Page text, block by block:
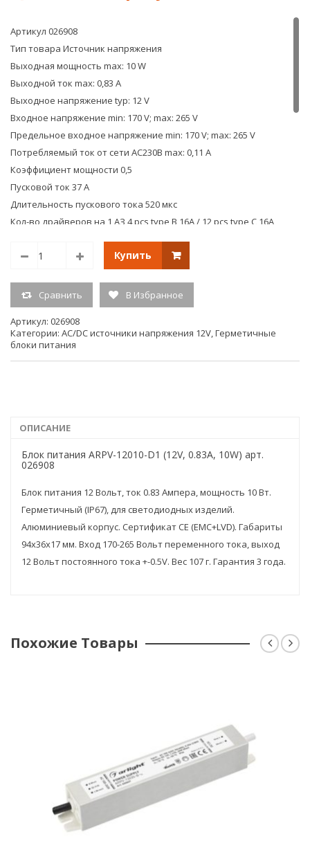
#017601
12W)
Артикул 026908
Тип товара Источник напряжения
Выходная мощность max: 10 W
Выходной ток max: 0,83 A
Выходное напряжение typ: 12 V
Входное напряжение min: 170 V; max: 265 V
Предельное входное напряжение min: 170 V; max: 265 V
Потребляемый ток от сети AC230В max: 0,11 A
Коэффициент мощности 0,5
Пусковой ток 37 A
Длительность пускового тока 520 мкс
Кол-во драйверов на 1 АЗ 4 pcs type B 16A / 12 pcs type C 16A
Рабочая температура min: -30 °C; max: 50 °C
Тип подключения Провода
Ширина 36 мм
Высота 17 мм
Гарантийный срок 3 года
Исполнение корпуса Узкий длинный
Класс пылевлагозащиты IP67
Материал корпуса Металл
Купить
Сравнить В Избранное
Артикул: 026908
Категории: AC/DC источники напряжения 12V,Герметичные
блоки питания
ОПИСАНИЕ
Блок питания ARPV-12010-D1 (12V, 0.83A, 10W) арт.
026908
Блок питания 12 Вольт, ток 0.83 Ампера, мощность 10 Вт.
Герметичный (IP67), для светодиодных изделий.
Алюминиевый корпус. Cертификат CE (EMC+LVD). Габариты
94x36x17 мм. Вход 170-265 Вольт переменного тока, выход
12 Вольт постоянного тока +-0.5V. Вес 107 г. Гарантия 3 года.
Похожие Товары